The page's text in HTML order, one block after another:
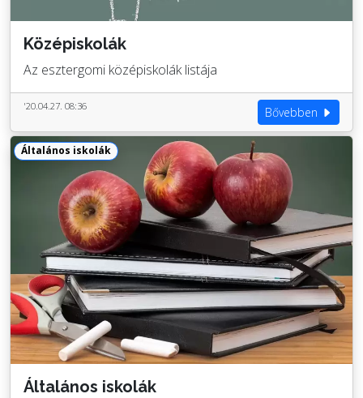
Középiskolák
Az esztergomi középiskolák listája
'20.04.27. 08:36 Bővebben
Általános iskolák
Általános iskolák